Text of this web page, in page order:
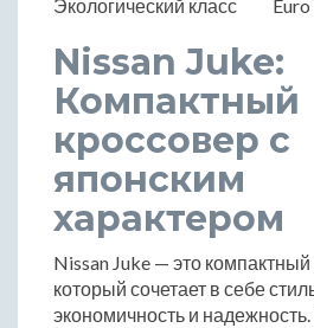
Экологический класс
Euro
Nissan Juke:
Компактный
кроссовер с
японским
характером
Nissan Juke — это
который сочетает в себе
экономичность и